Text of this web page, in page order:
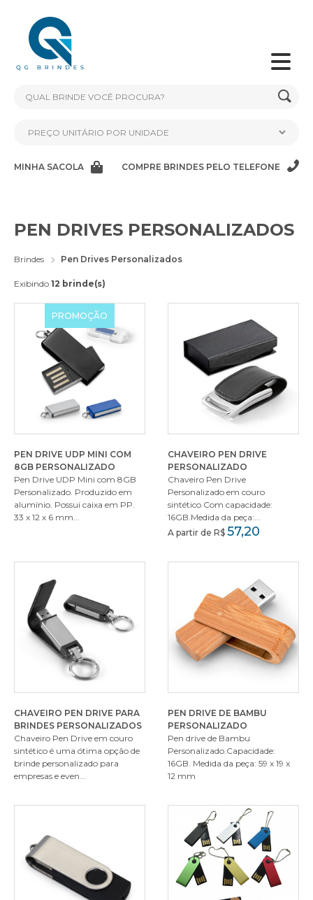
MINHA SACOLA COMPRE BRINDES PELO TELEFONE
PEN DRIVES PERSONALIZADOS
Brindes Pen Drives Personalizados
Exibindo 12 brinde(s)
PROMOÇÃO
PEN DRIVE UDP MINI COM
8GB PERSONALIZADO
Pen Drive UDP Mini com 8GB
Personalizado. Produzido em
alumínio. Possui caixa em PP.
33 x 12 x 6 mm...
CHAVEIRO PEN DRIVE
PERSONALIZADO
Chaveiro Pen Drive
Personalizado em couro
sintético Com capacidade:
16GB.Medida da peça:...
A partir de R$ 57,20
CHAVEIRO PEN DRIVE PARA
BRINDES PERSONALIZADOS
Chaveiro Pen Drive em couro
sintético é uma ótima opção de
brinde personalizado para
empresas e even...
PEN DRIVE DE BAMBU
PERSONALIZADO
Pen drive de Bambu
Personalizado.Capacidade:
16GB. Medida da peça: 59 x 19 x
12 mm